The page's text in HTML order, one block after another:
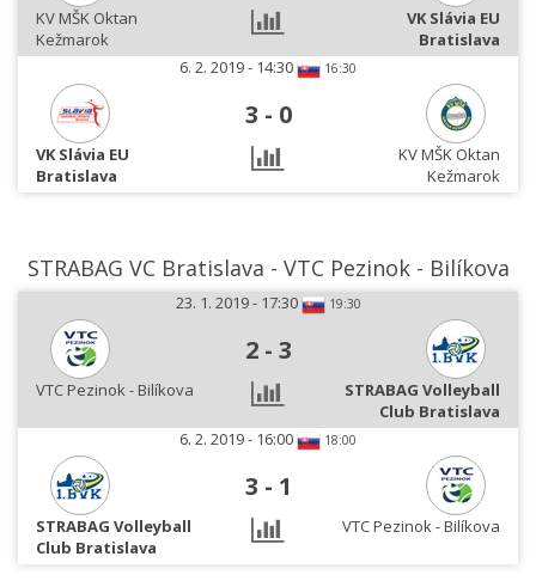
KV MŠK Oktan
Kežmarok
VK Slávia EU
Bratislava
6. 2. 2019 - 14:30
16:30
3 - 0
VK Slávia EU
Bratislava
KV MŠK Oktan
Kežmarok
STRABAG VC Bratislava - VTC Pezinok - Bilíkova
23. 1. 2019 - 17:30 19:30
2 - 3
VTC Pezinok - Bilíkova
STRABAG Volleyball
Club Bratislava
6. 2. 2019 - 16:00
18:00
3 - 1
STRABAG Volleyball
Club Bratislava
VTC Pezinok - Bilíkova